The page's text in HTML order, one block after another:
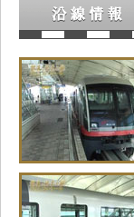
沿線情報